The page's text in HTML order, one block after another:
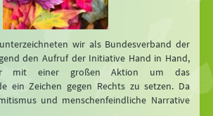
wir als Bundesverband der
den Aufruf der Initiative Hand in Hand,
mit einer großen Aktion um das
ein Zeichen gegen Rechts zu setzen. Da
und menschenfeindliche Narrative